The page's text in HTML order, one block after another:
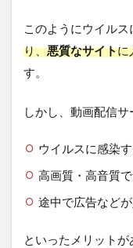
このようにウイルス
り、悪質なサイトに
す。
しかし、動画配信
ウイルスに感染
高画質・高音質
途中で広告など
といったメリット